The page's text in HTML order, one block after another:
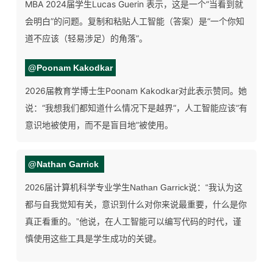
MBA 2024届学生Lucas Guerin 表示，这是一个“当看到就
会明白”的问题。复制和粘贴人工智能（答案）是“一个你知
道不应该（轻易涉足）的角落”。
@Poonam Kakodkar
2026届教育学博士生Poonam Kakodkar对此表示赞同。她
说：“我想我们都知道什么情况下是越界“，人工智能应该“有
意识地被使用，而不是盲目地”被使用。
@Nathan Garrick
2026届计算机科学专业学生Nathan Garrick说：“我认为这
都与自我觉知有关，意识到什么对你来说最重要，什么是你
真正看重的。”他说，在人工智能可以编写代码的时代，谨
慎使用这些工具是学生成功的关键。